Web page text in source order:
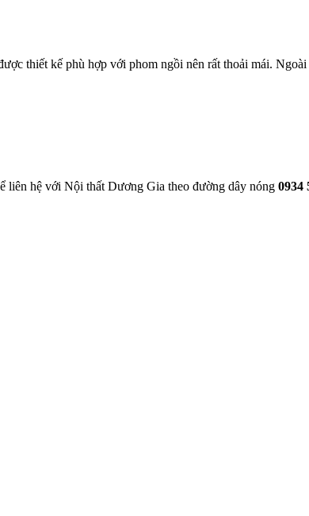
thiết kế phù hợp với phom ngồi nên rất thoải mái.
liên hệ với Nội thất Dương Gia theo đường dây nóng 0934